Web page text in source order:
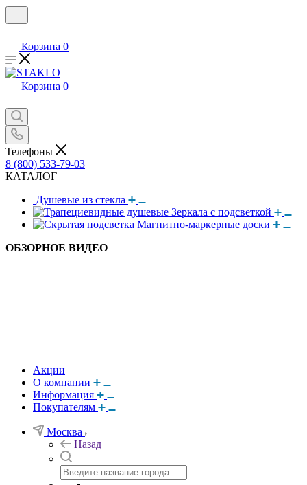
Корзина 0
Корзина 0
Телефоны
8 (800) 533-79-03
КАТАЛОГ
Душевые из стекла
Зеркала с подсветкой
Магнитно-маркерные доски
ОБЗОРНОЕ ВИДЕО
Акции
О компании
Информация
Покупателям
Москва
Назад